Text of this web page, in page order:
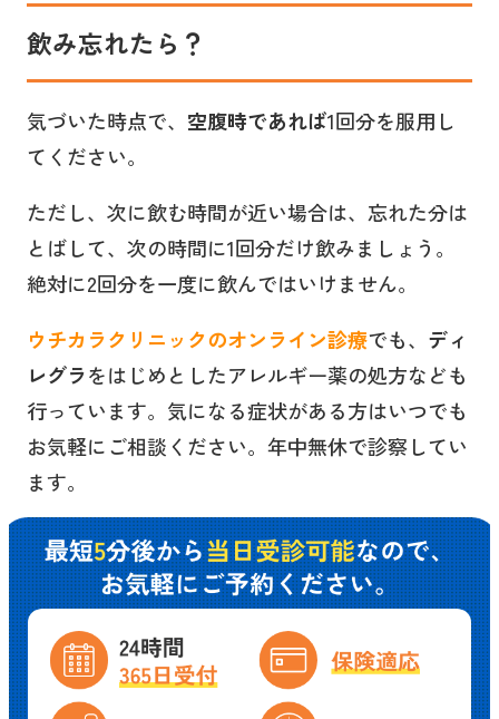
飲み忘れたら？
気づいた時点で、 空腹時であれば1回分を服用し
てください。
ただし、次に飲む時間が近い場合は、忘れた分は
とばして、次の時間に1回分だけ飲みましょう。
絶対に2回分を一度に飲んではいけません。
ウチカラクリニックのオンライン診療でも、 ディ
レグラをはじめとしたアレルギー薬の処方なども
行っています。気になる症状がある方はいつでも
お気軽にご相談ください。年中無休で診察してい
ます。